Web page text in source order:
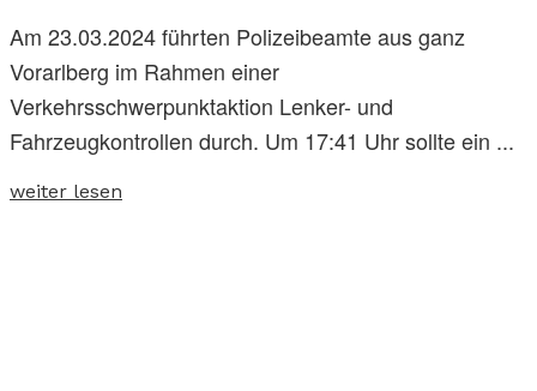
Am 23.03.2024 führten Polizeibeamte aus ganz
Vorarlberg im Rahmen einer
Verkehrsschwerpunktaktion Lenker- und
Fahrzeugkontrollen durch. Um 17:41 Uhr sollte ein ...
weiter lesen